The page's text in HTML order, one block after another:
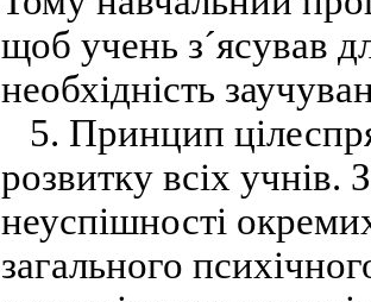
щоб учень з´ясував
необхідність
5. Принцип
розвитку всіх учнів.
неуспішності
загального